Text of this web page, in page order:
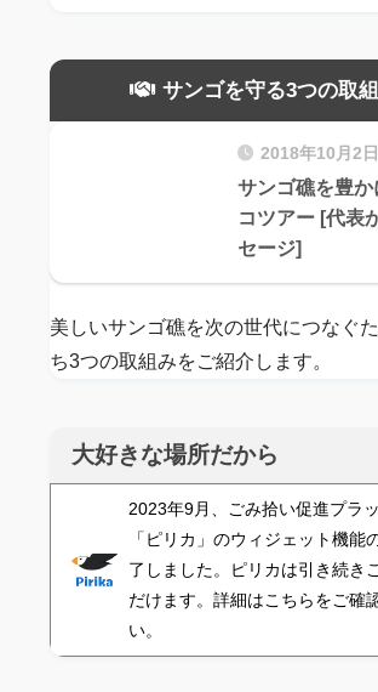
サンゴを守る3つの取
2018年10月2日
サンゴ礁を豊か
コツアー [代表
セージ]
美しいサンゴ礁を次の世代につなぐ
ち3つの取組みをご紹介します。
大好きな場所だから
2023年9月、ごみ拾い促進プラ
「ピリカ」のウィジェット機能
了しました。ピリカは引き続き
だけます。詳細はこちらをご確
い。